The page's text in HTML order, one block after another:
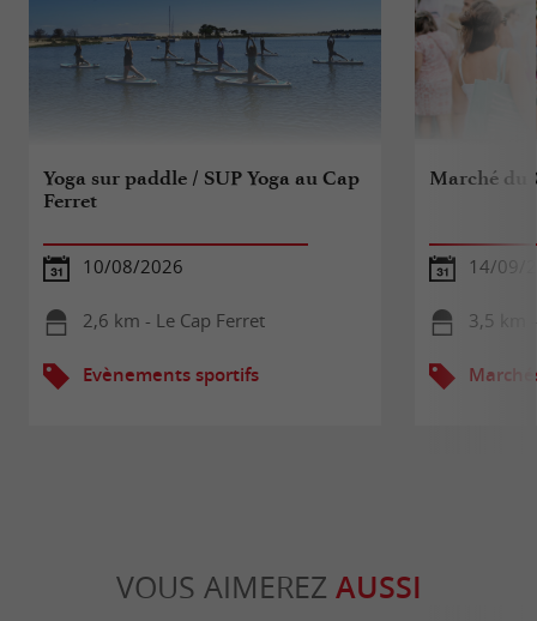
Yoga sur paddle / SUP Yoga au Cap
Ferret
10/08/2026
2,6 km - Le Cap Ferret
Evènements sportifs
Marché du
14/09/
3,5 km
VOUS AIMEREZ AUSSI